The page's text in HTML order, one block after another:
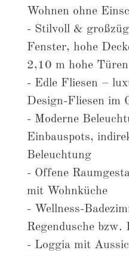
Wohnen ohne
- Stilvoll &
Fenster, hohe
2,10 m hohe
- Edle Fliesen –
Design-Fliesen im
- Moderne
Einbauspots,
Beleuchtung
- Offene
mit Wohnküche
- Wellness-
Regendusche bzw.
- Loggia mit